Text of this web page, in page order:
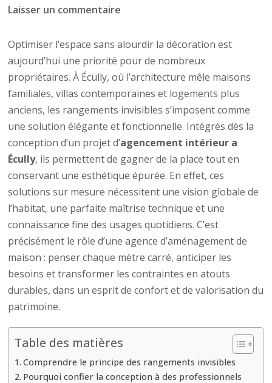
Laisser un commentaire
intégrer
des
rangements
invisibles
dans
un
agencement
intérieur
à
Écully
?
Optimiser l’espace sans alourdir la décoration est
aujourd’hui une priorité pour de nombreux
propriétaires. À Écully, où l’architecture mêle maisons
familiales, villas contemporaines et logements plus
anciens, les rangements invisibles s’imposent comme
une solution élégante et fonctionnelle. Intégrés dès la
conception d’un projet d’agencement intérieur a
Écully, ils permettent de gagner de la place tout en
conservant une esthétique épurée. En effet, ces
solutions sur mesure nécessitent une vision globale de
l’habitat, une parfaite maîtrise technique et une
connaissance fine des usages quotidiens. C’est
précisément le rôle d’une agence d’aménagement de
maison : penser chaque mètre carré, anticiper les
besoins et transformer les contraintes en atouts
durables, dans un esprit de confort et de valorisation du
patrimoine.
Table des matières
Comprendre le principe des rangements invisibles
Pourquoi confier la conception à des professionnels